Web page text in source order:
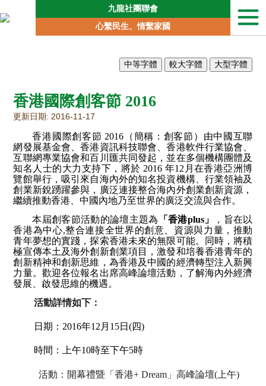
本
動
向
區
委
員
會
專
員
會
社
會
服
九龍社團聯會
心繫民生、情繫家國
香港國際創客節 2016
更新日期: 2016-11-17
香港國際創客節 2016 （簡稱：創客節）由中國互聯
網發展基金會、香港資訊科技聯會、香港軟件行業協會、
互聯網專業協會和百川匯共同發起，並在多個機構團體及
知名人士的大力支持下，將於 2016 年12 月在香港亞洲博
覽館舉行，吸引來自海內外的知名投資機構、行業領袖及
創業新銳踴躍參與，廣泛連接整合海內外創業創新資源，
繼續推動香港、中國內地乃至世界的廣泛交流與合作。
本屆創客節活動的論壇主題為
「香港plus」
，旨在以
香港為中心,整合連接全世界的創意、資源與力量，推動
青年夢想的實踐，探索香港未來的無限可能。同時，將積
極宣傳本土及海外創新創業項目，激發和培養香港青年的
創新精神和創新思維，為香港及中國的經濟轉型注入新興
力量。歡迎各位報名 出席高峰論壇活動，了解海內外經濟
發展、啟發思維的機遇。
活動詳情如下：
日期： 2016年12 月 15日(四)
時間：上午10時至下午5時
活動：開幕禮暨 「香港+ Dream 」高峰論壇( 上午)